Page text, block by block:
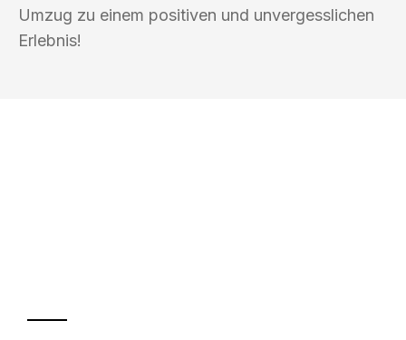
Umzug zu einem positiven und unvergesslichen
Erlebnis!